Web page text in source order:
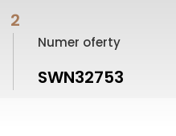
2
Numer oferty
SWN32753